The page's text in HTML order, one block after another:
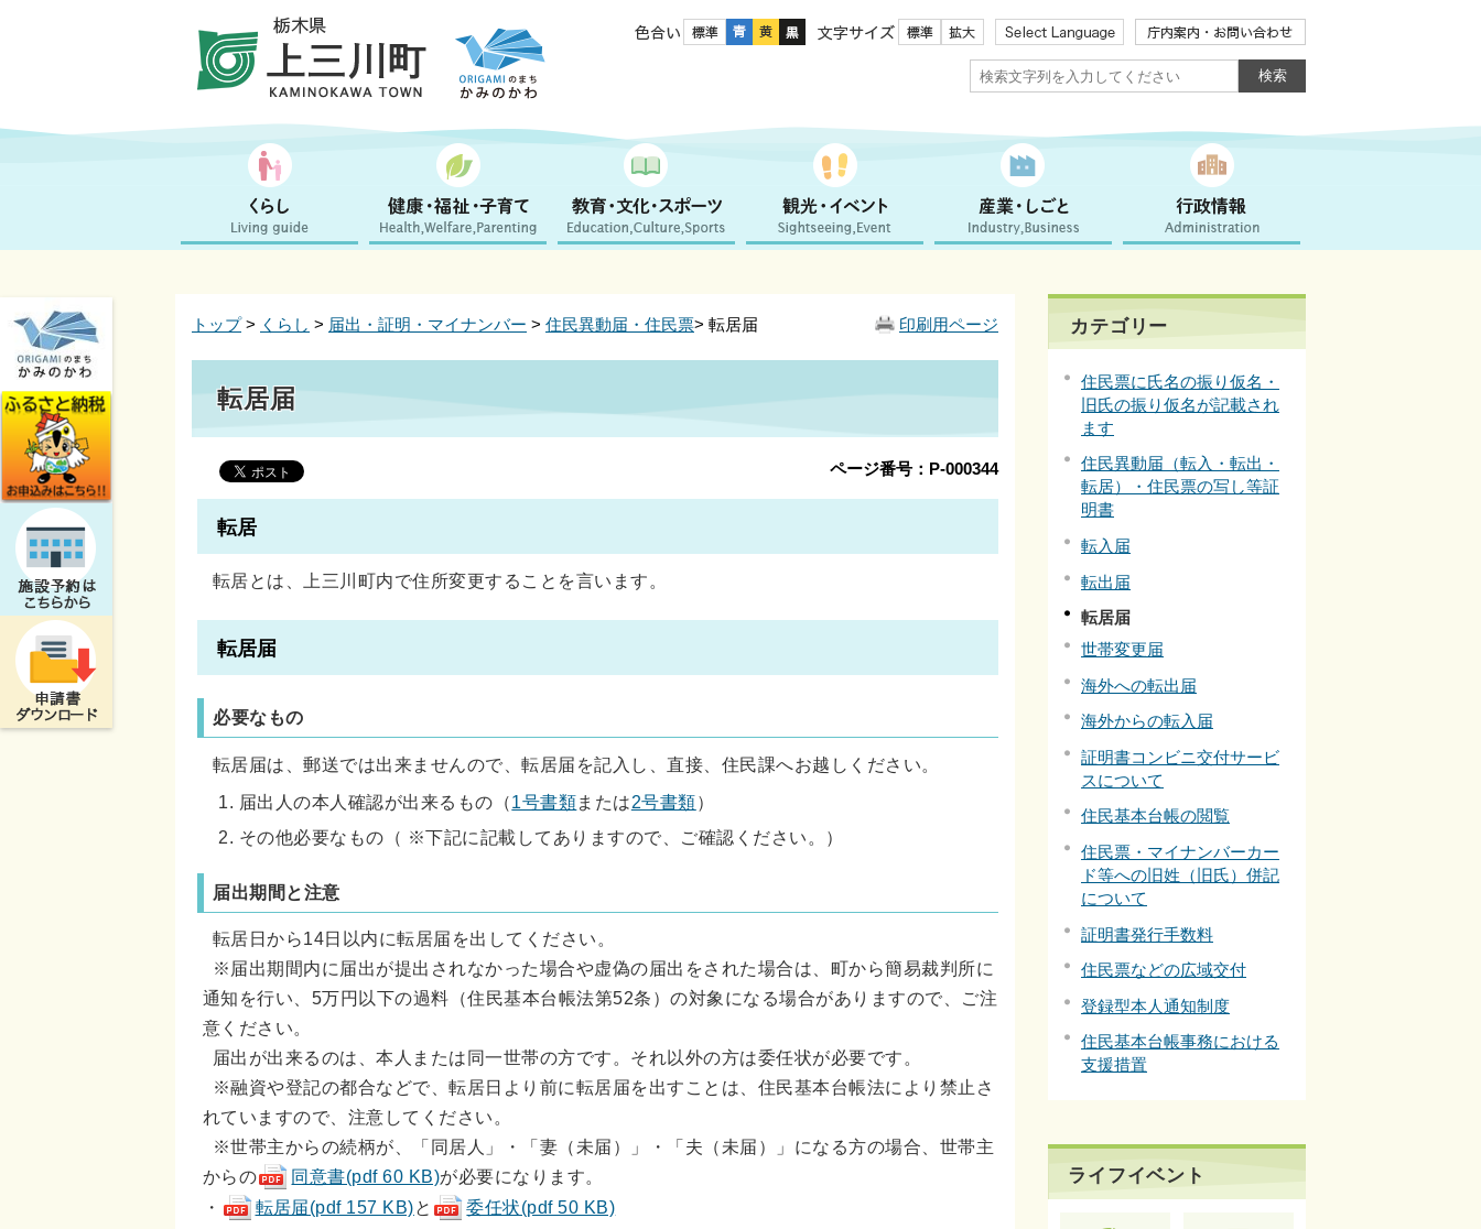
色合い 文字サイズ
印刷用ページ
トップ> くらし > 届出・証明・マイナンバー > 住民異動届・住民票> 転居届
転居届
ページ番号：P-000344
転居
転居とは、上三川町内で住所変更することを言います。
転居届
必要なもの
転居届は、郵送では出来ませんので、転居届を記入し、直接、住民課へお越しください。
届出人の本人確認が出来るもの（1号書類または2号書類）
その他必要なもの（ ※下記に記載してありますので、ご確認ください。）
届出期間と注意
転居日から14日以内に転居届を出してください。
※届出期間内に届出が提出されなかった場合や虚偽の届出をされた場合は、町から簡易裁判所に
通知を行い、5万円以下の過料（住民基本台帳法第52条）の対象になる場合がありますので、ご注
意ください。
届出が出来るのは、本人または同一世帯の方です。それ以外の方は委任状が必要です。
※融資や登記の都合などで、転居日より前に転居届を出すことは、住民基本台帳法により禁止さ
れていますので、注意してください。
※世帯主からの続柄が、「同居人」・「妻（未届）」・「夫（未届）」になる方の場合、世帯主
からの
同意書(pdf 60 KB)が必要になります。
・
転居届(pdf 157 KB)と 委任状(pdf 50 KB)
カテゴリー
住民票に氏名の振り仮名・
旧氏の振り仮名が記載され
ます
住民異動届（転入・転出・
転居）・住民票の写し等証
明書
転入届
転出届
転居届
世帯変更届
海外への転出届
海外からの転入届
証明書コンビニ交付サービ
スについて
住民基本台帳の閲覧
住民票・マイナンバーカー
ド等への旧姓（旧氏）併記
について
証明書発行手数料
住民票などの広域交付
登録型本人通知制度
住民基本台帳事務における
支援措置
ライフイベント